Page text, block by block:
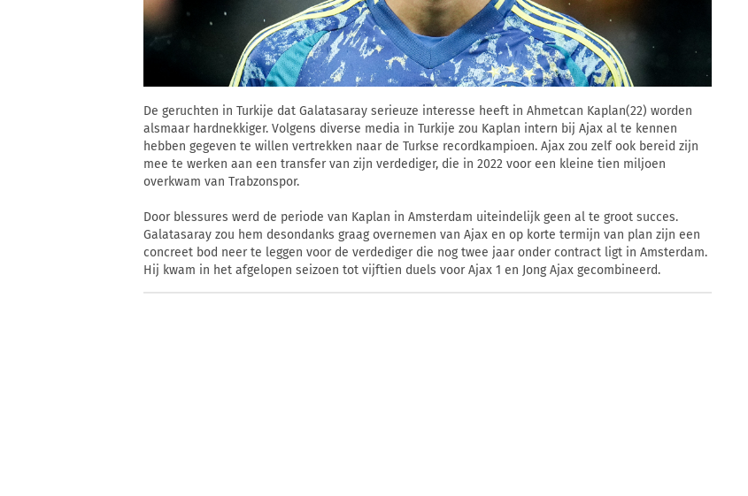
De geruchten in Turkije dat Galatasaray serieuze interesse heeft in Ahmetcan Kaplan(22) worden
alsmaar hardnekkiger. Volgens diverse media in Turkije zou Kaplan intern bij Ajax al te kennen
hebben gegeven te willen vertrekken naar de Turkse recordkampioen. Ajax zou zelf ook bereid zijn
mee te werken aan een transfer van zijn verdediger, die in 2022 voor een kleine tien miljoen
overkwam van Trabzonspor.
Door blessures werd de periode van Kaplan in Amsterdam uiteindelijk geen al te groot succes.
Galatasaray zou hem desondanks graag overnemen van Ajax en op korte termijn van plan zijn een
concreet bod neer te leggen voor de verdediger die nog twee jaar onder contract ligt in Amsterdam.
Hij kwam in het afgelopen seizoen tot vijftien duels voor Ajax 1 en Jong Ajax gecombineerd.